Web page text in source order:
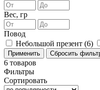
Вес, гр
Повод
Небольшой презент (6)
6 товаров
Фильтры
Сортировать